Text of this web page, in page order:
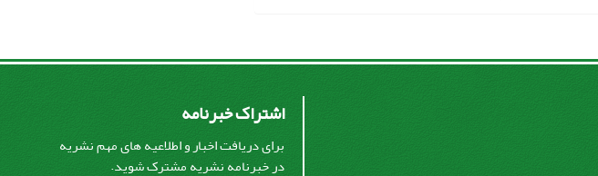
اشتراک خبرنامه
برای دریافت اخبار و اطلاعیه های مهم نشریه
در خبرنامه نشریه مشترک شوید.